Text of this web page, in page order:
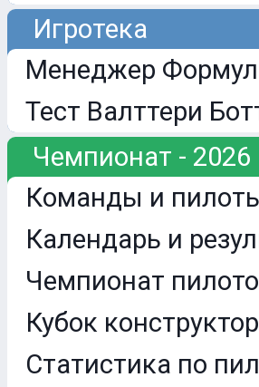
Игротека
Менеджер
Тест Валттери
Чемпионат - 2026
Команды и
Календарь и
Чемпионат
Кубок
Статистика по